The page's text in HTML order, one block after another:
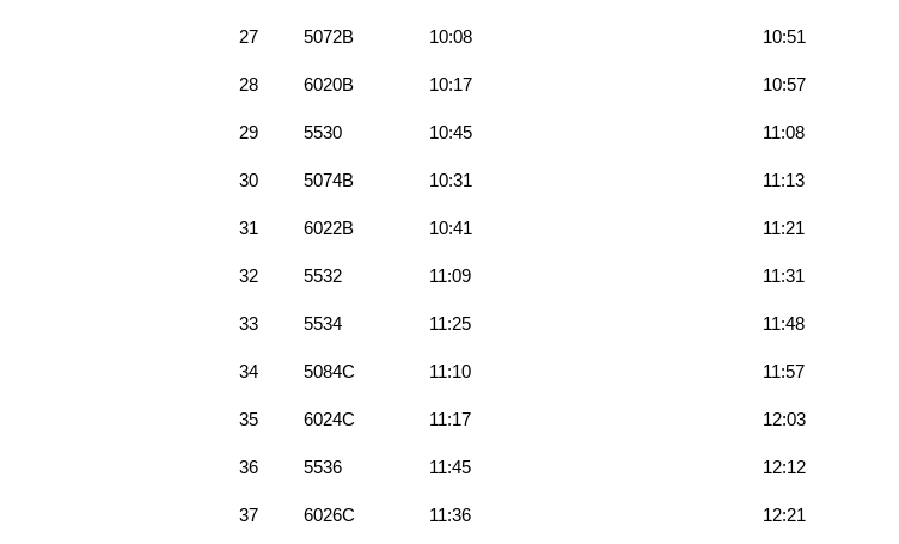
27 5072B 10:08 10:51
28 6020B 10:17 10:57
29 5530 10:45 11:08
30 5074B 10:31 11:13
31 6022B 10:41 11:21
32 5532 11:09 11:31
33 5534 11:25 11:48
34 5084C 11:10 11:57
35 6024C 11:17 12:03
36 5536 11:45 12:12
37 6026C 11:36 12:21